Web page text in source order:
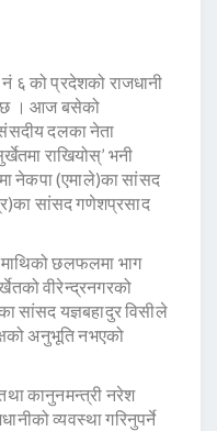
६ को प्रदेशको राजधानी
छ । आज बसेको
दलका नेता
राखियोस्’ भनी
नेकपा (एमाले)का सांसद
सांसद गणेशप्रसाद
छलफलमा भाग
वीरेन्द्रनगरको
सांसद यज्ञबहादुर विसीले
अनुभूति नभएको
कानुनमन्त्री नरेश
व्यवस्था गरिनुपर्ने